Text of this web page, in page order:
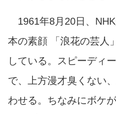
1961年8月20日、
本の素顔 「浪花の芸人
している。スピーディ
で、上方漫才臭くない
わせる。ちなみにボケ